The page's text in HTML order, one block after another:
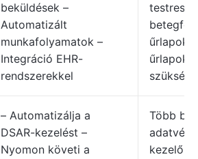
beküldések –
Automatizált
munkafolyamatok –
Integráció EHR-
rendszerekkel
– Automatizálja a
DSAR-kezelést –
Nyomon követi a
Több
kezelő